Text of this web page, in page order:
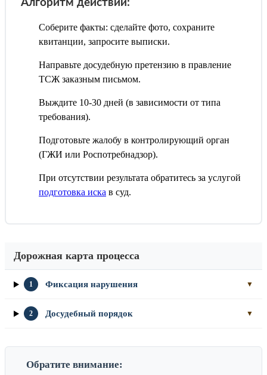
Алгоритм действий:
Соберите факты: сделайте фото, сохраните
квитанции, запросите выписки.
Направьте досудебную претензию в правление
ТСЖ заказным письмом.
Выждите 10-30 дней (в зависимости от типа
требования).
Подготовьте жалобу в контролирующий орган
(ГЖИ или Роспотребнадзор).
При отсутствии результата обратитесь за услугой
подготовка иска в суд.
Дорожная карта процесса
1 Фиксация нарушения ▼
2 Досудебный порядок ▼
Обратите внимание: